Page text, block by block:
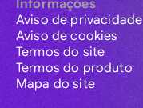
Informações
Aviso de privacidade
Aviso de cookies
Termos do site
Termos do produto
Mapa do site